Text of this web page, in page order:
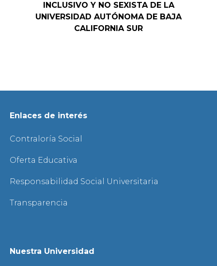
INCLUSIVO Y NO SEXISTA DE LA
UNIVERSIDAD AUTÓNOMA DE BAJA
CALIFORNIA SUR
Enlaces de interés
Contraloría Social
Oferta Educativa
Responsabilidad Social Universitaria
Transparencia
Nuestra Universidad